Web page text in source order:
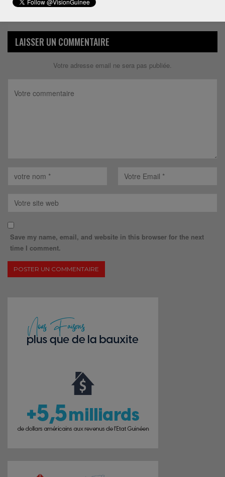
LAISSER UN COMMENTAIRE
Votre adresse email ne sera pas publiée.
Save my name, email, and website in this browser for the next
time I comment.